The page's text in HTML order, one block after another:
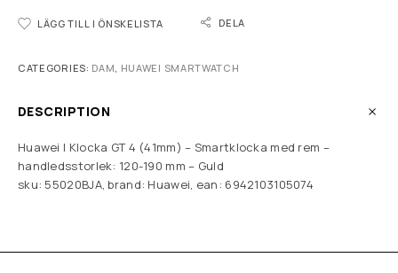
LÄGG TILL I ÖNSKELISTA DELA
CATEGORIES: DAM HUAWEI SMARTWATCH
DESCRIPTION
Huawei | Klocka GT 4 (41mm) – Smartklocka med rem –
handledsstorlek: 120-190 mm – Guld
sku: 55020BJA, brand: Huawei, ean: 6942103105074